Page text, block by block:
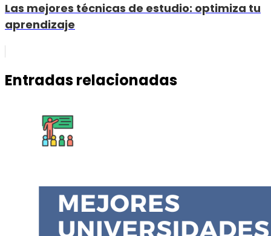
Las mejores técnicas de estudio: optimiza tu
aprendizaje
Entradas relacionadas